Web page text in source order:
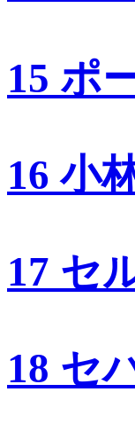
15 ポ
16 小
17 セ
18 セ